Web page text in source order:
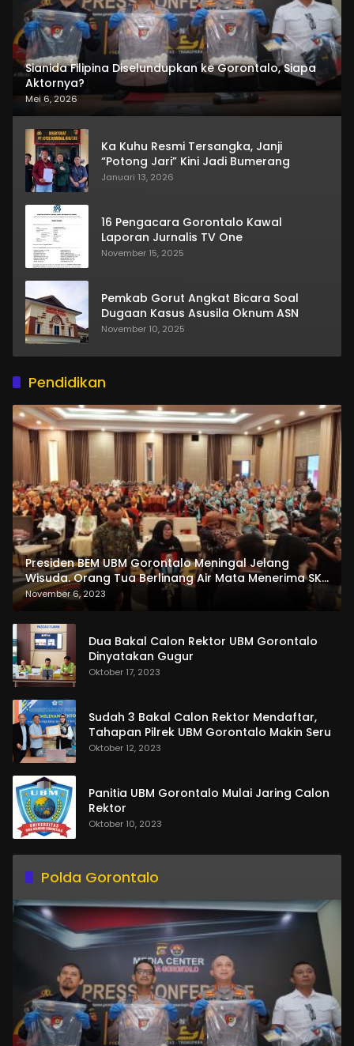
Sianida Filipina Diselundupkan ke Gorontalo, Siapa
Aktornya?
Mei 6, 2026
Ka Kuhu Resmi Tersangka, Janji
“Potong Jari” Kini Jadi Bumerang
Januari 13, 2026
16 Pengacara Gorontalo Kawal
Laporan Jurnalis TV One
November 15, 2025
Pemkab Gorut Angkat Bicara Soal
Dugaan Kasus Asusila Oknum ASN
November 10, 2025
Pendidikan
Presiden BEM UBM Gorontalo Meningal Jelang
Wisuda. Orang Tua Berlinang Air Mata Menerima SKL
dan Pemasangan Salempang
November 6, 2023
Dua Bakal Calon Rektor UBM Gorontalo
Dinyatakan Gugur
Oktober 17, 2023
Sudah 3 Bakal Calon Rektor Mendaftar,
Tahapan Pilrek UBM Gorontalo Makin Seru
Oktober 12, 2023
Panitia UBM Gorontalo Mulai Jaring Calon
Rektor
Oktober 10, 2023
Polda Gorontalo